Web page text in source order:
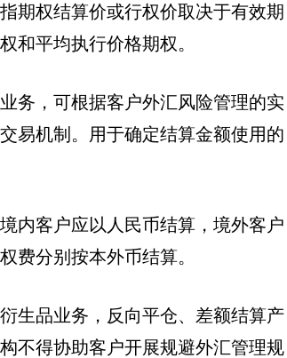
期权结算价或行权价取决于有效期
和平均执行价格期权。
务，可根据客户外汇风险管理的实
易机制。用于确定结算金额使用的
内客户应以人民币结算，境外客户
费分别按本外币结算。
生品业务，反向平仓、差额结算产
不得协助客户开展规避外汇管理规